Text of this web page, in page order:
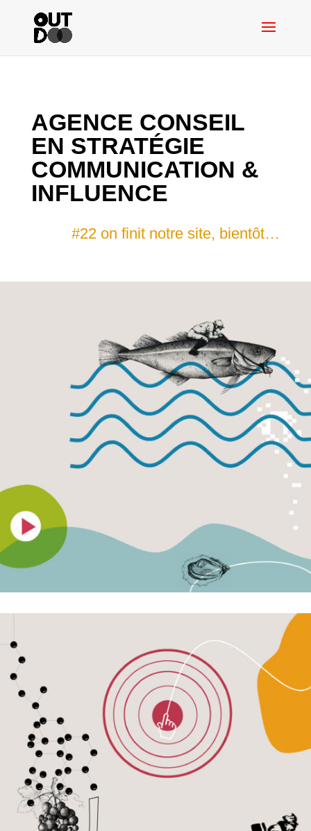
AGENCE CONSEIL
EN STRATÉGIE
COMMUNICATION &
INFLUENCE
#22 on finit notre site, bientôt…